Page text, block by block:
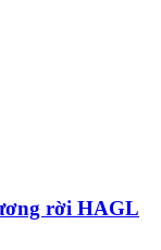
rời HAGL